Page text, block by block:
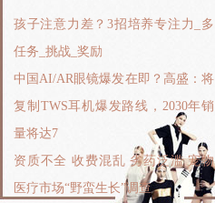
孩子注意力差？3招培养专注力_多
任务_挑战_奖励
中国AI/AR眼镜爆发在即？高盛：将
复制TWS耳机爆发路线，2030年销
量将达7
资质不全 收费混乱 劣药泛滥 宠物
医疗市场“野蛮生长”调查